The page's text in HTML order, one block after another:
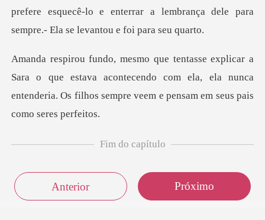
prefere esquecê-lo e enterrar a lembrança dele pa
que estava acontecendo com ela, ela nunca
entenderia. Os f
Fim do capítulo
Anterior Próximo